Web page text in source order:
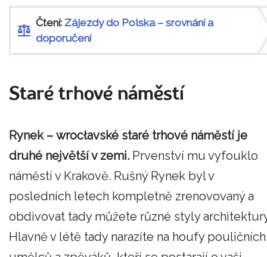
Čtení: Zájezdy do Polska – srovnání a
doporučení
Staré trhové náměstí
Rynek – wrocłavské staré trhové náměstí je
druhé největší v zemi. Prvenství mu vyfouklo
náměstí v Krakově. Rušný Rynek byl v
posledních letech kompletně zrenovovaný a
obdivovat tady můžete různé styly
Hlavně v létě tady narazíte na houfy pouličních